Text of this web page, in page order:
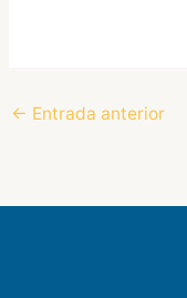
← Entrada anterior